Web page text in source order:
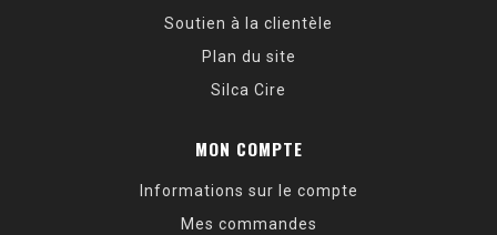
Soutien à la clientèle
Plan du site
Silca Cire
MON COMPTE
Informations sur le compte
Mes commandes